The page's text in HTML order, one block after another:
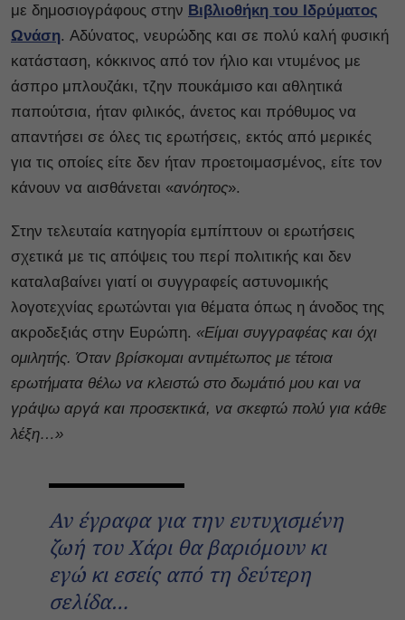
με δημοσιογράφους στην Βιβλιοθήκη του Ιδρύματος
Ωνάση. Αδύνατος, νευρώδης και σε πολύ καλή φυσική
κατάσταση, κόκκινος από τον ήλιο και ντυμένος με
άσπρο μπλουζάκι, τζην πουκάμισο και αθλητικά
παπούτσια, ήταν φιλικός, άνετος και πρόθυμος να
απαντήσει σε όλες τις ερωτήσεις, εκτός από μερικές
για τις οποίες είτε δεν ήταν προετοιμασμένος, είτε τον
κάνουν να αισθάνεται «ανόητος».
Στην τελευταία κατηγορία εμπίπτουν οι ερωτήσεις
σχετικά με τις απόψεις του περί πολιτικής και δεν
καταλαβαίνει γιατί οι συγγραφείς αστυνομικής
λογοτεχνίας ερωτώνται για θέματα όπως η άνοδος της
ακροδεξιάς στην Ευρώπη. «Είμαι συγγραφέας και όχι
ομιλητής. Όταν βρίσκομαι αντιμέτωπος με τέτοια
ερωτήματα θέλω να κλειστώ στο δωμάτιό μου και να
γράψω αργά και προσεκτικά, να σκεφτώ πολύ για κάθε
λέξη…»
Αν έγραφα για την ευτυχισμένη
ζωή του Χάρι θα βαριόμουν κι
εγώ κι εσείς από τη δεύτερη
σελίδα…